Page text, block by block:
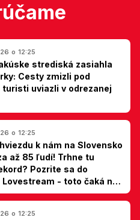
o 12:25
strediská zasiahla
Cesty zmizli pod
turisti uviazli v odrezanej
o 12:25
k nám na Slovensko
až 85 ľudí! Trhne tu
Pozrite sa do
Lovestream - toto čaká na
Williamsa a Guettu
o 12:25